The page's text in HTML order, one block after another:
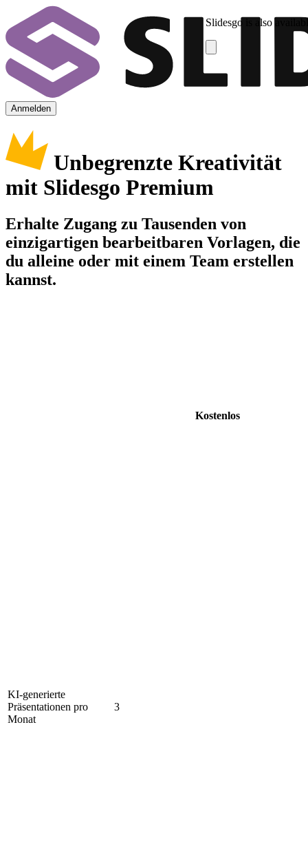
Slidesgo is also
Anmelden
Unbegrenzte Kreativität
mit Slidesgo Premium
Erhalte Zugang zu Tausenden von
einzigartigen bearbeitbaren Vorlagen, die
du alleine oder mit einem Team erstellen
kannst.
Kostenlos
KI-generierte
Präsentationen pro
Monat
3